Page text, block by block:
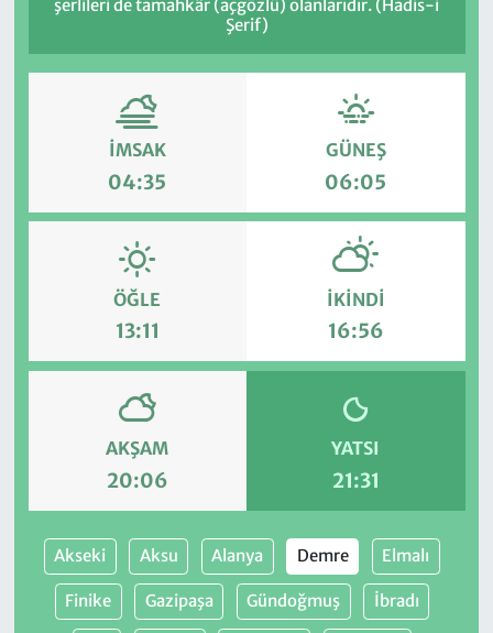
şerlileri de tamahkâr (açgözlü) olanlarıdır. (Hadis-i
Şerif)
İMSAK
04:35
GÜNEŞ
06:05
ÖĞLE
13:11
İKINDI
16:56
AKŞAM
20:06
YATSI
21:31
Akseki Aksu Alanya Demre Elmalı
Finike Gazipaşa Gündoğmuş İbradı